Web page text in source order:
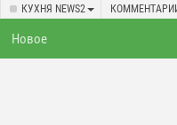
КУХНЯ NEWS2
Новое